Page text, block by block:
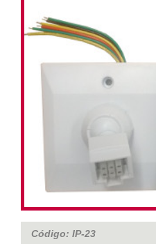
Código: IP-23